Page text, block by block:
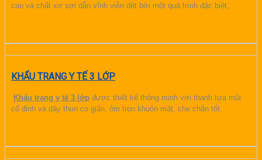
cao và chất xơ sợi dẫn vĩnh viễn dệt bởi một quá trình đặc biệt,
KHẨU TRANG Y TẾ 3 LỚP
Khẩu trang y tế 3 lớp được thiết kế thông minh với thanh tựa mũi
cố định và dây thun co giãn, ôm trọn khuôn mặt, che chắn tốt.